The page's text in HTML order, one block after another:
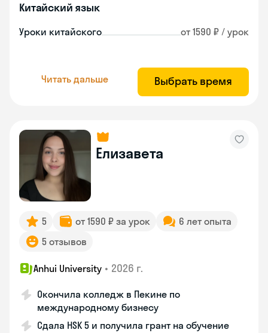
Китайский язык
Уроки китайского от 1590 ₽ / урок
Читать дальше Выбрать время
Елизавета
5 от 1590 ₽ за урок
6 лет опыта
5 отзывов
Anhui University • 2026 г.
Окончила колледж в Пекине по
международному бизнесу
Сдала HSK 5 и получила грант на обучение